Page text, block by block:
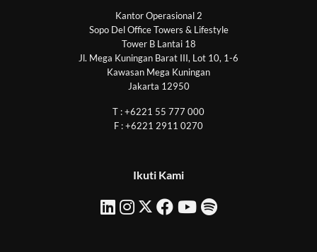
Kantor Operasional 2
Sopo Del Office Towers & Lifestyle
Tower B Lantai 18
Jl. Mega Kuningan Barat III, Lot 10, 1-6
Kawasan Mega Kuningan
Jakarta 12950
T : +6221 55 777 000
F : +6221 2911 0270
Ikuti Kami